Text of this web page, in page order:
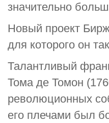
значительно
Новый проект
для которого он
Талантливый
Тома де Томон
революционных
его плечами был